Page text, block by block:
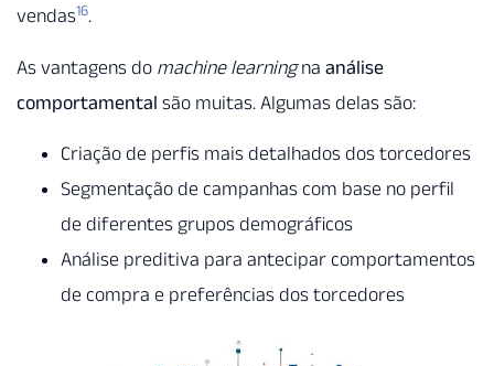
vendas16.
As vantagens do machine learningna análise
comportamental são muitas. Algumas delas são:
Criação de perfis mais detalhados dos torcedores
Segmentação de campanhas com base no perfil
de diferentes grupos demográficos
Análise preditiva para antecipar comportamentos
de compra e preferências dos torcedores